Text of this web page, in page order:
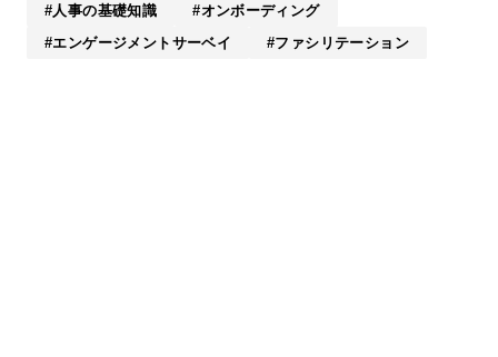
人事の基礎知識
オンボーディング
エンゲージメントサーベイ
ファシリテーション